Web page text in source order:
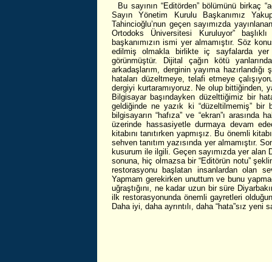
Bu sayının “Editörden” bölümünü birkaç
Sayın Yönetim Kurulu Başkanımız
Tahincioğlu’nun geçen sayımızda
Ortodoks Üniversitesi Kuruluyor”
başkanımızın ismi yer almamıştır. Söz
edilmiş olmakla birlikte iç sayfalarda yer
görünmüştür. Dijital çağın kötü
arkadaşlarım, derginin yayıma
hataları düzeltmeye, telafi etmeye
dergiyi kurtaramıyoruz. Ne olup bittiğinden,
Bilgisayar başındayken düzelttiğimiz bir
geldiğinde ne yazık ki “düzeltilmemiş” bir
bilgisayarın “hafıza” ve “ekran”ı
üzerinde hassasiyetle durmaya devam
kitabını tanıtırken yapmışız. Bu önemli
sehven tanıtım yazısında yer almamıştır.
kusurum ile ilgili. Geçen sayımızda yer alan
sonuna, hiç olmazsa bir “Editörün notu”
restorasyonu başlatan insanlardan olan
Yapmam gerekirken unuttum ve bunu
uğraştığını, ne kadar uzun bir süre
ilk restorasyonunda önemli gayretleri
Daha iyi, daha ayrıntılı, daha “hata”sız yeni